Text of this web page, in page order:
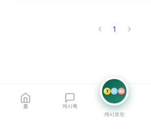
1
홈 캐시톡
7 21 42
캐시로또